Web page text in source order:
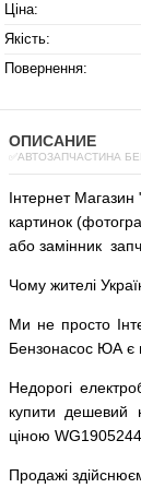
Ціна:
Якість:
Повернення:
ОПИСАНИЕ
✅АВТОЗАПЧАСТИНА
Інтернет Магазин
картинок (
або замінник
Чому жителі
Ми не просто
Бензонасос ЮА є
Недорогі
купити
дешевий
ціною
Продажі